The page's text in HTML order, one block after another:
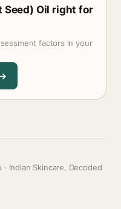
Seed) Oil right for
factors in your
· Indian Skincare, Decoded